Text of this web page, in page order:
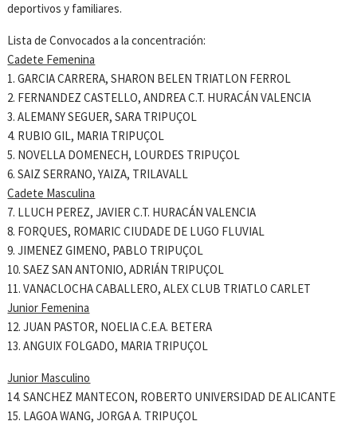
deportivos y familiares.
Lista de Convocados a la concentración:
Cadete Femenina
1. GARCIA CARRERA, SHARON BELEN TRIATLON FERROL
2. FERNANDEZ CASTELLO, ANDREA C.T. HURACÁN VALENCIA
3. ALEMANY SEGUER, SARA TRIPUÇOL
4. RUBIO GIL, MARIA TRIPUÇOL
5. NOVELLA DOMENECH, LOURDES TRIPUÇOL
6. SAIZ SERRANO, YAIZA, TRILAVALL
Cadete Masculina
7. LLUCH PEREZ, JAVIER C.T. HURACÁN VALENCIA
8. FORQUES, ROMARIC CIUDADE DE LUGO FLUVIAL
9. JIMENEZ GIMENO, PABLO TRIPUÇOL
10. SAEZ SAN ANTONIO, ADRIÁN TRIPUÇOL
11. VANACLOCHA CABALLERO, ALEX CLUB TRIATLO CARLET
Junior Femenina
12. JUAN PASTOR, NOELIA C.E.A. BETERA
13. ANGUIX FOLGADO, MARIA TRIPUÇOL
Junior Masculino
14. SANCHEZ MANTECON, ROBERTO UNIVERSIDAD DE ALICANTE
15. LAGOA WANG, JORGA A. TRIPUÇOL